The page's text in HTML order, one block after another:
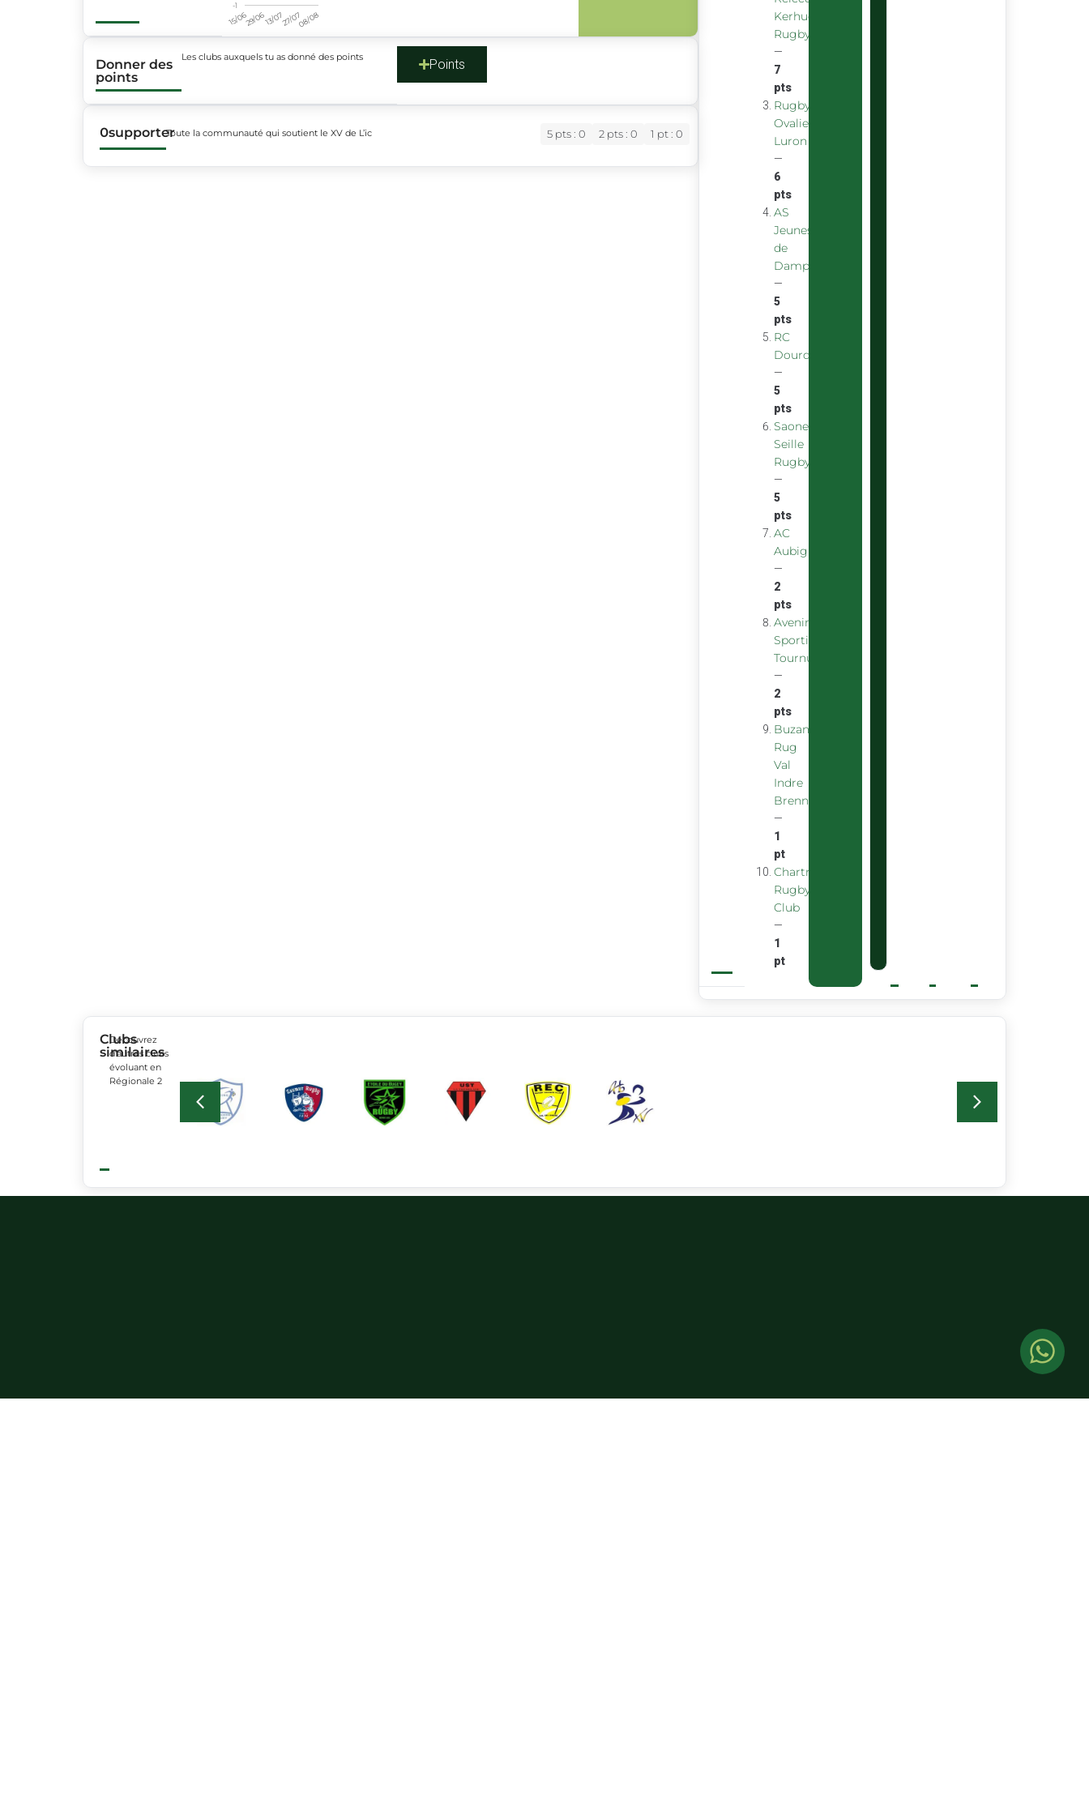
15/0629/0613/0727/0708/08
-1
Donner des
points
Les clubs auxquels tu as donné des points Points
0supporter 5 pts : 0 2 pts : 0 1 pt : 0
Toute la communauté qui soutient le XV de L’ic
Kerhuon
Rugby
—
7
pts
Rugby
Ovalie
Luron
—
6
pts
AS
Jeunes
de
Dampniat
—
5
pts
RC
Dourdan
—
5
pts
Saone
Seille
Rugby
—
5
pts
AC
Aubigny
—
2
pts
Avenir
Sportif
Tournus
—
2
pts
Buzancais
Rug
Val
Indre
Brenne
—
1
pt
Chartreuse
Rugby
Club
—
1
pt
Clubs
similaires
Découvrez
d’autres clubs
évoluant en
Régionale 2